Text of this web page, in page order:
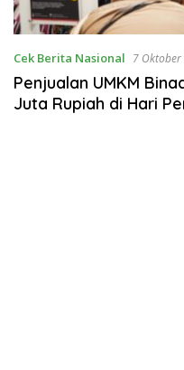
Cek Berita Nasional 7
Penjualan UMKM
Juta Rupiah di Hari